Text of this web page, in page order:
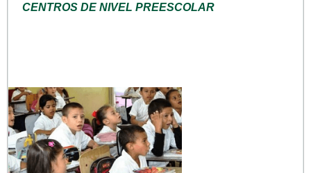
CENTROS DE NIVEL PREESCOLAR